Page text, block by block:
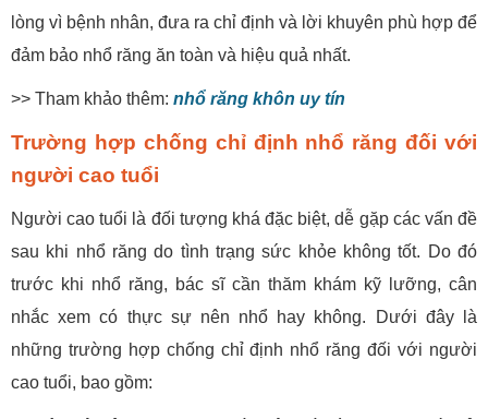
lòng vì bệnh nhân, đưa ra chỉ định và lời khuyên phù hợp để
đảm bảo nhổ răng ăn toàn và hiệu quả nhất.
>> Tham khảo thêm: nhổ răng khôn uy tín
Trường hợp chống chỉ định nhổ răng đối với
người cao tuổi
Người cao tuổi là đối tượng khá đặc biệt, dễ gặp các vấn đề
sau khi nhổ răng do tình trạng sức khỏe không tốt. Do đó
trước khi nhổ răng, bác sĩ cần thăm khám kỹ lưỡng, cân
nhắc xem có thực sự nên nhổ hay không. Dưới đây là
những trường hợp chống chỉ định nhổ răng đối với người
cao tuổi, bao gồm: